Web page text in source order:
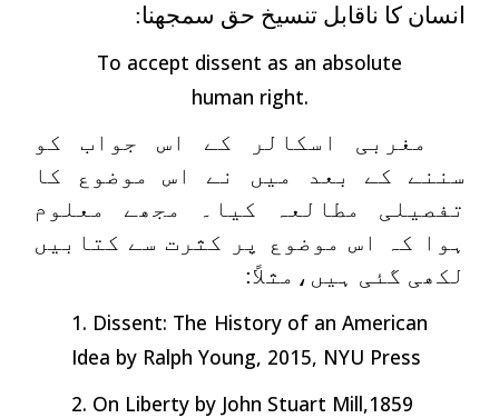
انسان کا ناقابل تنسیخ حق سمجھنا:
To accept dissent as an absolute
human right.
مغربی اسکالر کے اس جواب کو
سننے کے بعد میں نے اس موضوع کا
تفصیلی مطالعہ کیا۔ مجھے معلوم
ہوا کہ اس موضوع پر کثرت سے کتابیں
لکھی گئی ہیں،مثلاً:
1. Dissent: The History of an American
Idea by Ralph Young, 2015, NYU Press
2. On Liberty by John Stuart Mill,1859